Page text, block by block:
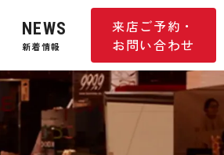
来店ご予約・
お問い合わせ
NEWS
新着情報